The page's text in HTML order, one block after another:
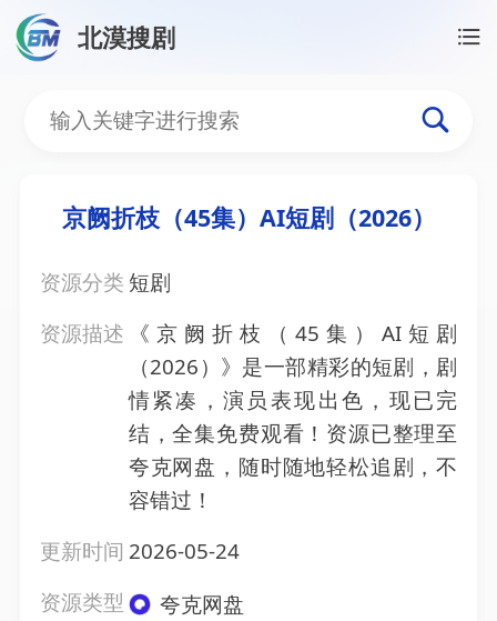
北漠搜剧
京阙折枝（45集）AI短剧
京阙折枝（45集）AI短剧（2026）
资源分类 短剧
资源描述
《京阙折枝（45集）AI短剧
（2026）》是一部精彩的短剧，剧
情紧凑，演员表现出色，现已完
结，全集免费观看！资源已整理至
夸克网盘，随时随地轻松追剧，不
容错过！
更新时间 2026-05-24
资源类型
夸克网盘